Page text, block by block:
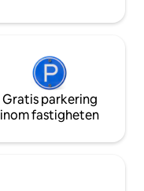
Gratis parkering
inom fastigheten